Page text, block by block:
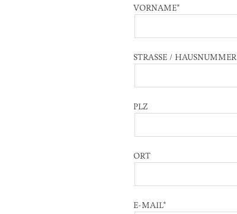
VORNAME*
STRASSE / HAUSNUMMER
PLZ
ORT
E-MAIL*